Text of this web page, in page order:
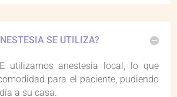
SE UTILIZA?
utilizamos anestesia local, lo que
para el paciente, pudiendo
a su casa.